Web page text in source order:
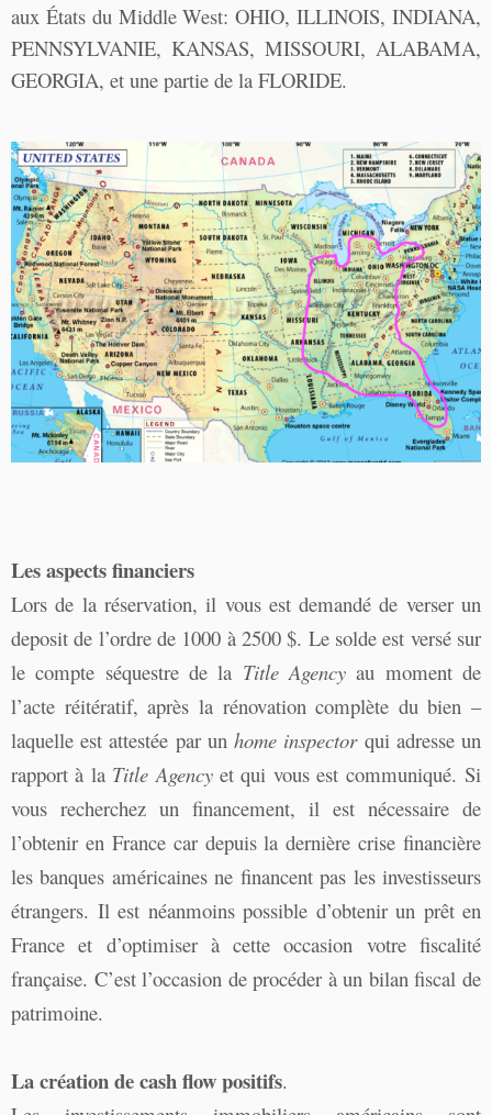
aux États du Middle West: OHIO, ILLINOIS, INDIANA,
PENNSYLVANIE, KANSAS, MISSOURI, ALABAMA,
GEORGIA, et une partie de la FLORIDE.
Les aspects financiers
Lors de la réservation, il vous est demandé de verser un
deposit de l’ordre de 1000 à 2500 $. Le solde est versé sur
le compte séquestre de la Title Agency au moment de
l’acte réitératif, après la rénovation complète du bien –
laquelle est attestée par unhome inspectorqui adresse un
rapport à la Title Agency et qui vous est communiqué.Si
vous recherchez un financement, il est nécessaire de
l’obtenir en France car depuis la dernière crise financière
les banques américaines ne financent pas les investisseurs
étrangers. Il est néanmoins possible d’obtenir un prêt en
France et d’optimiser à cette occasion votre fiscalité
française. C’est l’occasion de procéder à un bilan fiscal de
patrimoine.
La création de cash flow positifs.